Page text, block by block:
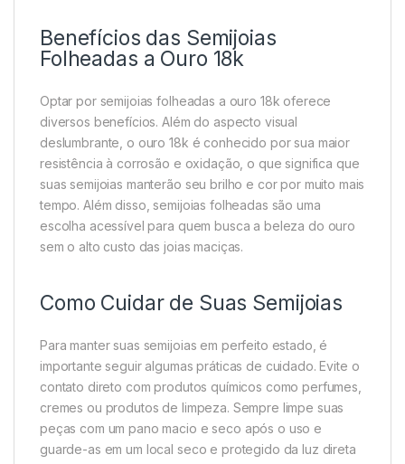
Benefícios das Semijoias
Folheadas a Ouro 18k
Optar por semijoias folheadas a ouro 18k oferece
diversos benefícios. Além do aspecto visual
deslumbrante, o ouro 18k é conhecido por sua maior
resistência à corrosão e oxidação, o que significa que
suas semijoias manterão seu brilho e cor por muito mais
tempo. Além disso, semijoias folheadas são uma
escolha acessível para quem busca a beleza do ouro
sem o alto custo das joias maciças.
Como Cuidar de Suas Semijoias
Para manter suas semijoias em perfeito estado, é
importante seguir algumas práticas de cuidado. Evite o
contato direto com produtos químicos como perfumes,
cremes ou produtos de limpeza. Sempre limpe suas
peças com um pano macio e seco após o uso e
guarde-as em um local seco e protegido da luz direta